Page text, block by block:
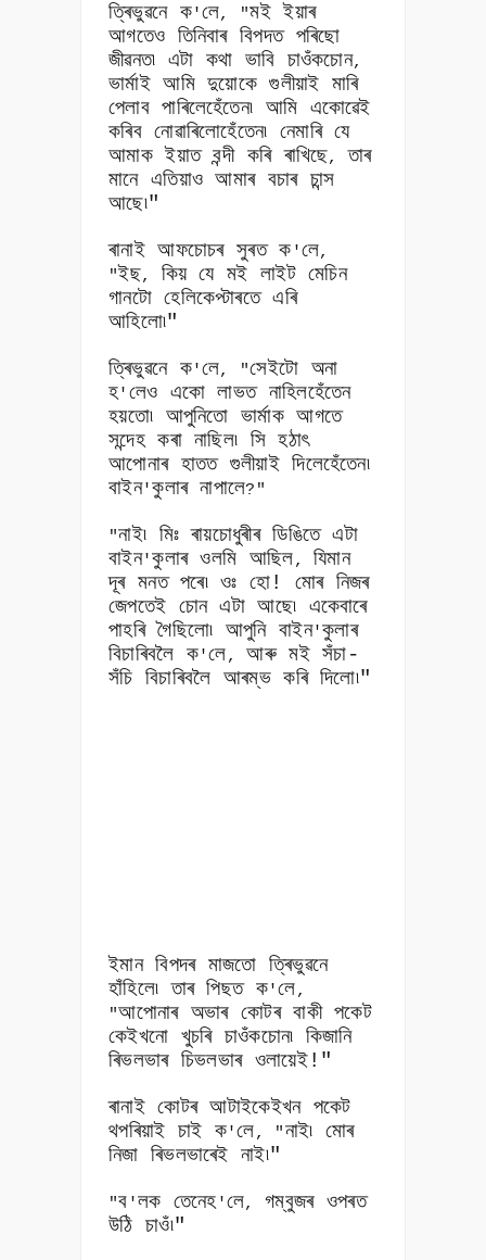
ত্ৰিভুৱনে ক'লে, "মই ইয়াৰ
আগতেও তিনিবাৰ বিপদত পৰিছো
জীৱনত৷ এটা কথা ভাবি চাওঁকচোন,
ভাৰ্মাই আমি দুয়োকে গুলীয়াই মাৰি
পেলাব পাৰিলেহেঁতেন৷ আমি একোৱেই
কৰিব নোৱাৰিলোহেঁতেন৷ নেমাৰি যে
আমাক ইয়াত বন্দী কৰি ৰাখিছে,তাৰ
মানে এতিয়াও আমাৰ বচাৰ চান্স
আছে৷"
ৰানাই আফচোচৰ সুৰত ক 'লে,
"ইছ, কিয় যে মই লাইট মেচিন
গানটো হেলিকেপ্টাৰতে এৰি
আহিলো৷"
ত্ৰিভুৱনে ক'লে, "সেইটো অনা
হ' লেও একো লাভত নাহিলহেঁতেন
হয়তো৷ আপুনিতো ভাৰ্মাক আগতে
সন্দেহ কৰা নাছিল৷ সি হঠাৎ
আপোনাৰ হাতত গুলীয়াই দিলেহেঁতেন৷
বাইন'কুলাৰ নাপালে?"
"নাই৷ মিঃ ৰায়চোধুৰীৰ ডিঙিতে এটা
বাইন'কুলাৰ ওলমি আছিল,যিমান
দূৰ মনত পৰে৷ ওঃ হো! মোৰ নিজৰ
জেপতেই চোন এটা আছে৷ একেবাৰে
পাহৰি গৈছিলো৷ আপুনি বাইন'কুলাৰ
বিচাৰিবলৈ ক'লে,আৰু মই সঁচা-
সঁচি বিচাৰিবলৈ আৰম্ভ কৰি দিলো৷"
ইমান বিপদৰ মাজতো ত্ৰিভুৱনে
হাঁহিলে৷ তাৰ পিছত ক'লে,
"আপোনাৰ অভাৰ কোটৰ বাকী পকেট
কেইখনো খুচৰি চাওঁকচোন৷ কিজানি
ৰিভলভাৰ চিভলভাৰ ওলায়েই!"
ৰানাই কোটৰ আটাইকেইখন পকেট
থপৰিয়াই চাই ক'লে, "নাই৷ মোৰ
নিজা ৰিভলভাৰেই নাই৷"
"ব 'লক তেনেহ'লে, গম্বুজৰ ওপৰত
উঠি চাওঁ৷"